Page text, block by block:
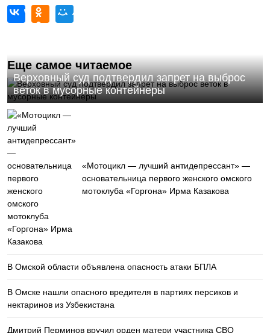
Еще самое читаемое
Верховный суд подтвердил запрет на выброс
веток в мусорные контейнеры
«Мотоцикл — лучший антидепрессант» —
основательница первого женского омского
мотоклуба «Горгона» Ирма Казакова
В Омской области объявлена опасность атаки БПЛА
В Омске нашли опасного вредителя в партиях персиков и
нектаринов из Узбекистана
Дмитрий Перминов вручил орден матери участника СВО